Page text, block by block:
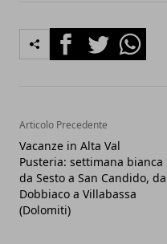
FacebookTwitterWhatsapp
Articolo Precedente
Vacanze in Alta Val
Pusteria: settimana bianca
da Sesto a San Candido, da
Dob­biaco a Villabassa
(Dolomiti)